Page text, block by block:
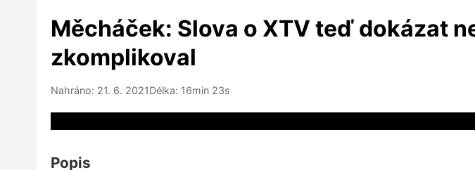
Měcháček: Slova o XTV teď dokázat
zkomplikoval
Nahráno: 21. 6. 2021Délka: 16min 23s
Popis